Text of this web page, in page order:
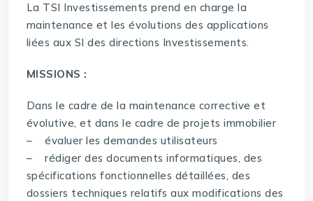
La TSI Investissements prend en charge la
maintenance et les évolutions des applications
liées aux SI des directions Investissements.
MISSIONS :
Dans le cadre de la maintenance corrective et
évolutive, et dans le cadre de projets immobilier
– évaluer les demandes utilisateurs
– rédiger des documents informatiques, des
spécifications fonctionnelles détaillées, des
dossiers techniques relatifs aux modifications des